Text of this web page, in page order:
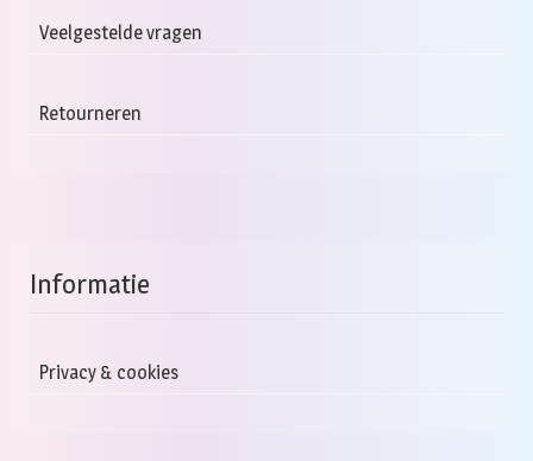
Veelgestelde vragen
Retourneren
Informatie
Privacy & cookies